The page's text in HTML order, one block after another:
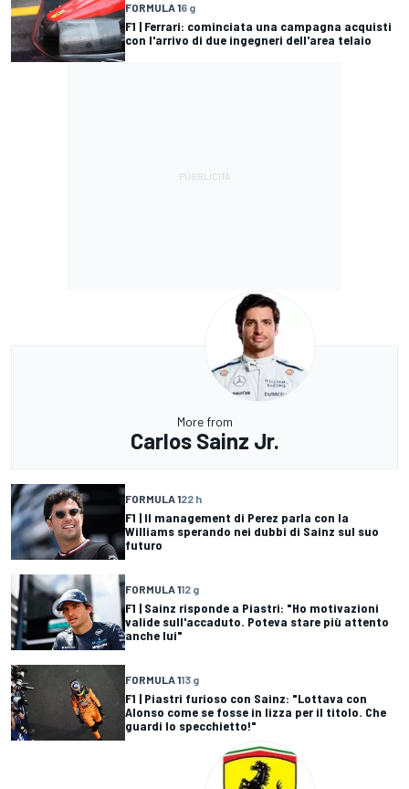
FORMULA 16 g
F1 | Ferrari: cominciata una campagna acquisti
con l'arrivo di due ingegneri dell'area telaio
More from
Carlos Sainz Jr.
FORMULA 122 h
F1 | Il management di Perez parla con la
Williams sperando nei dubbi di Sainz sul suo
futuro
FORMULA 112 g
F1 | Sainz risponde a Piastri: "Ho motivazioni
valide sull'accaduto. Poteva stare più attento
anche lui"
FORMULA 113 g
F1 | Piastri furioso con Sainz: "Lottava con
Alonso come se fosse in lizza per il titolo. Che
guardi lo specchietto!"